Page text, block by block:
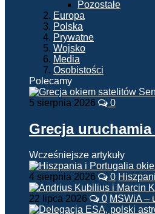
Pozostałe
Europa
Polska
Prywatne
Wojsko
Media
Osobistości
Polecamy
5 sierpnia 2026 0
Grecja
Wcześniejsze artykuły
4 sierpnia 2026 0
22 lipca 2026 0 MSWiA –